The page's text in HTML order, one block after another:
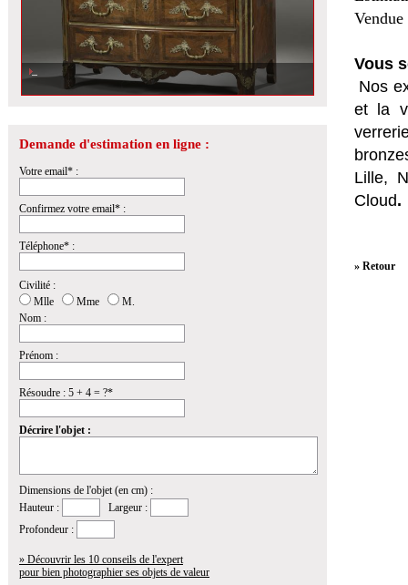
Demande d'estimation en ligne :
Votre email* :
Confirmez votre email* :
Téléphone* :
Civilité :
Mlle
Mme
M.
Nom :
Prénom :
Résoudre : 5 + 4 = ?*
Décrire l'objet :
Dimensions de l'objet (en cm) :
Hauteur :
Largeur :
Profondeur :
» Découvrir les 10 conseils de l'expert
pour bien photographier ses objets de valeur
Vous
Nos
et la
Lille,
Cloud.
» Retour